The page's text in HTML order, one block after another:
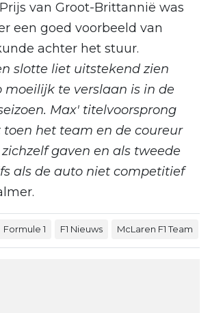
van Groot-Brittannië was
een goed voorbeeld van
achter het stuur.
slotte liet uitstekend zien
moeilijk te verslaan is in de
Max' titelvoorsprong
toen het team en de coureur
gaven en als tweede
als de auto niet competitief
Formule 1 F1 Nieuws McLaren F1 Team